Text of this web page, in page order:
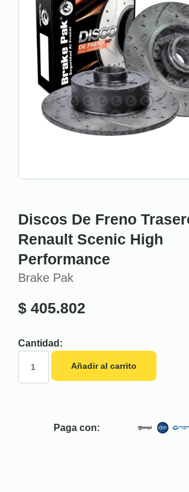
Discos De Freno
Renault Scenic High
Performance
Brake Pak
$ 405.802
Cantidad:
Añadir al carrito
Paga con: